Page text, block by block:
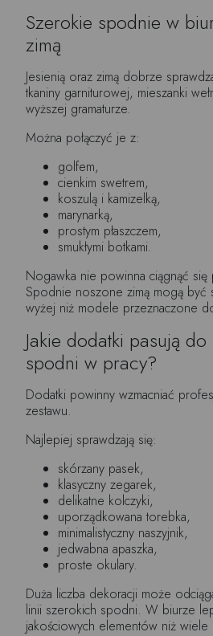
Szerokie spodnie w
zimą
Jesienią oraz zimą dobrze
tkaniny garniturowej, mieszanki
wyższej gramaturze.
Można połączyć je z:
golfem,
cienkim swetrem,
koszulą i kamizelką,
marynarką,
prostym płaszczem,
smukłymi botkami.
Nogawka nie powinna ciągnąć
Spodnie noszone zimą mogą
wyżej niż modele przeznaczone
Jakie dodatki pasują
spodni w pracy?
Dodatki powinny wzmacniać
zestawu.
Najlepiej sprawdzają się:
skórzany pasek,
klasyczny zegarek,
delikatne kolczyki,
uporządkowana torebka,
minimalistyczny naszyjnik,
jedwabna apaszka,
proste okulary.
Duża liczba dekoracji może
linii szerokich spodni. W biurze
jakościowych elementów niż